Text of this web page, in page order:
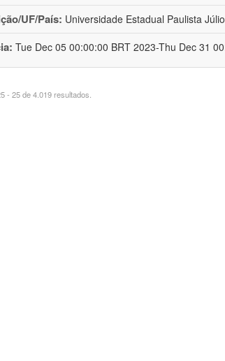
UF/País: Universidade Estadual Paulista
Tue Dec 05 00:00:00 BRT 2023-Thu Dec 31
- 25 de 4.019 resultados.